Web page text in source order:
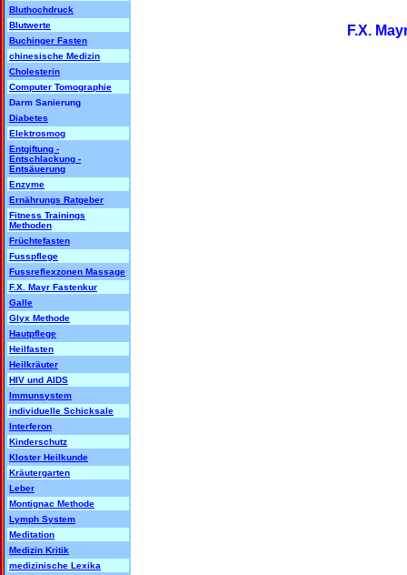
Bluthochdruck
Blutwerte
Buchinger Fasten
chinesische Medizin
Cholesterin
Computer Tomographie
Darm Sanierung
Diabetes
Elektrosmog
Entgiftung -
Entschlackung -
Entsäuerung
Enzyme
Ernährungs Ratgeber
Fitness Trainings
Methoden
Früchtefasten
Fusspflege
Fussreflexzonen Massage
F.X. Mayr Fastenkur
Galle
Glyx Methode
Hautpflege
Heilfasten
Heilkräuter
HIV und AIDS
Immunsystem
individuelle Schicksale
Interferon
Kinderschutz
Kloster Heilkunde
Kräutergarten
Leber
Montignac Methode
Lymph System
Meditation
Medizin Kritik
medizinische Lexika
F.X.